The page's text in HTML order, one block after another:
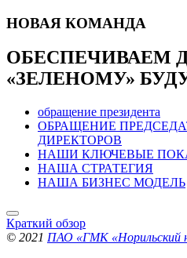
НОВАЯ КОМАНДА
ОБЕСПЕЧИВАЕМ
«ЗЕЛЕНОМУ»
обращение президента
ОБРАЩЕНИЕ
ДИРЕКТОРОВ
НАШИ КЛЮЧЕВЫЕ
НАША СТРАТЕГИЯ
НАША БИЗНЕС МОДЕЛЬ
Краткий обзор
© 2021 ПАО «ГМК «Норильский